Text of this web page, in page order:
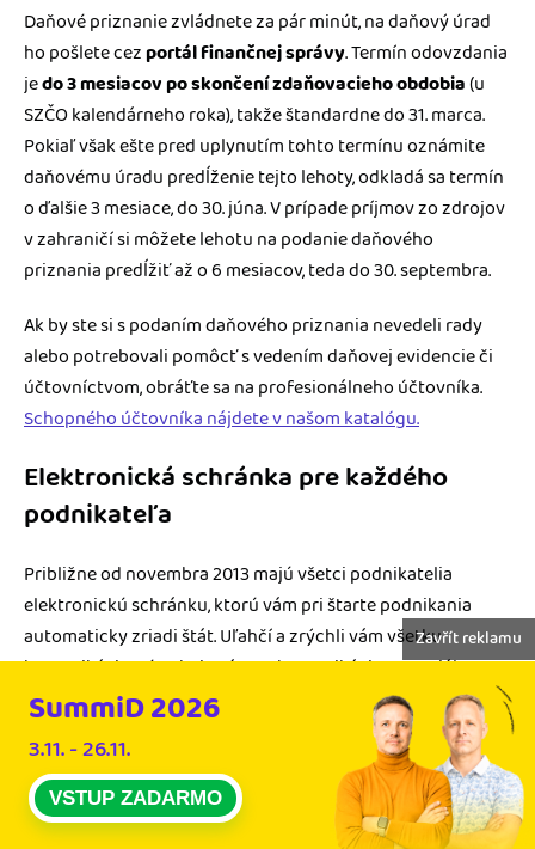
Zavřít reklamu
SummiD 2026
3.11. - 26.11.
VSTUP ZADARMO
Daňové priznanie zvládnete za pár minút, na daňový úrad
ho pošlete cezportál finančnej správy. Termín odovzdania
jedo 3 mesiacov po skončení zdaňovacieho obdobia(u
SZČO kalendárneho roka), takže štandardne do 31. marca.
Pokiaľ však ešte pred uplynutím tohto termínu oznámite
daňovému úradu predĺženie tejto lehoty, odkladá sa termín
o ďalšie 3 mesiace, do 30. júna. V prípade príjmov zo zdrojov
v zahraničí si môžete lehotu na podanie daňového
priznania predĺžiť až o 6 mesiacov, teda do 30. septembra.
Ak by ste si s podaním daňového priznania nevedeli rady
alebo potrebovali pomôcť s vedením daňovej evidencie či
účtovníctvom, obráťte sa na profesionálneho účtovníka.
Schopného účtovníka nájdete v našom katalógu.
Elektronická schránka pre každého
podnikateľa
Približne od novembra 2013 majú všetci podnikatelia
elektronickú schránku, ktorú vám pri štarte podnikania
automaticky zriadi štát. Uľahčí a zrýchli vám všetku
komunikáciu s úradmi, vrátane komunikácie so Sociálnou
poisťovňou a zdravotnou poisťovňou.
Výhodou elektronickej schránky tiež je, že môžete spätne
preukázať doručenie dokumentu, alebo že úrady majú
istotu, že komunikujú s vami (oproti tomu, keď im pošlete e-